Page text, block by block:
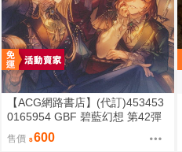
【ACG網路書店】(代訂)453453
0165954 GBF 碧藍幻想 第42彈
角色歌CD「Melodies of Wales」
附序號
售價 600